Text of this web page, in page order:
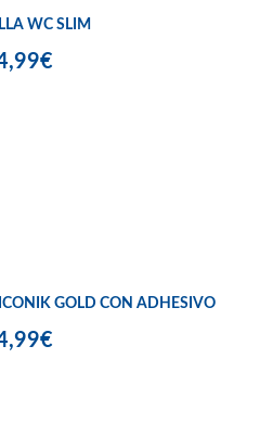
WC SLIM
GOLD CON ADHESIVO